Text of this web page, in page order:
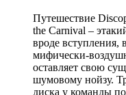
Путешествие
the Carnival –
вроде
мифически-
оставляет свою
шумовому нойзу.
диска у команды